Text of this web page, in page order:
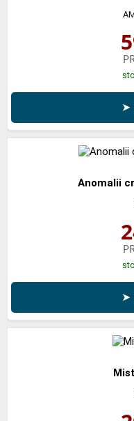
➤
Anomalii
➤